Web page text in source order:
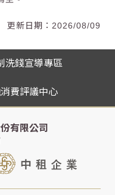
2026/08/09
洗錢宣導專區
費評議中心
有限公司